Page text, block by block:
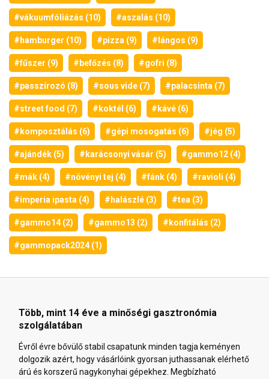
#vákuumfóliázás (10) #aszalás (10)
#hamburger (10) #pizza (9) #lángos (9)
#fűszer (9) #befőzés (8) #gofri (8)
#passzírozó (8) #sous vide (7) #palacsinta (7)
#street food (7) #koktél (6) #kávé (6)
#komposztálás (6) #gépi mosogatás (6) #jég (5)
#ajándék (5) #karácsonyi vásár (5) #gammo12 (4)
#mák (4) #növényi tej (4) #fánk (4) #ravioli (4)
#imperia ipasta (4) #halászlé (3) #tea (3)
#gammo14 (2) #gammo13 (2) #konfitálás (2)
#gammopack2024 (1)
Több, mint 14 éve a minőségi gasztronómia
szolgálatában
Évről évre bővülő stabil csapatunk minden tagja keményen
dolgozik azért, hogy vásárlóink gyorsan juthassanak elérhető
árú és korszerű nagykonyhai gépekhez. Megbízható